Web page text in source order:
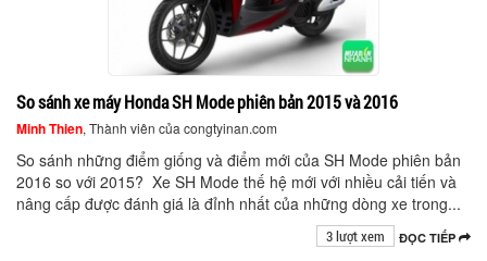
So sánh xe máy Honda SH Mode phiên bản 2015 và 2016
Minh Thien, Thành viên của congtyinan.com
So sánh những điểm giống và điểm mới của SH Mode phiên bản
2016 so với 2015? Xe SH Mode thế hệ mới với nhiều cải tiến và
nâng cấp được đánh giá là đỉnh nhất của những dòng xe trong...
ĐỌC TIẾP
3 lượt xem